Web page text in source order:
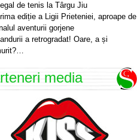
de tenis la Târgu Jiu
ediție a Ligii Prieteniei, aproape de
aventurii gorjene
a retrogradat! Oare, a și
media